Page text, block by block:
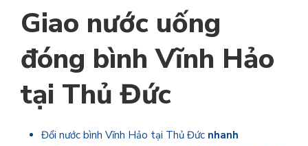
Giao nước uống
đóng bình Vĩnh Hảo
tại Thủ Đức
Đổi nước bình Vĩnh Hảo tại Thủ Đức nhanh